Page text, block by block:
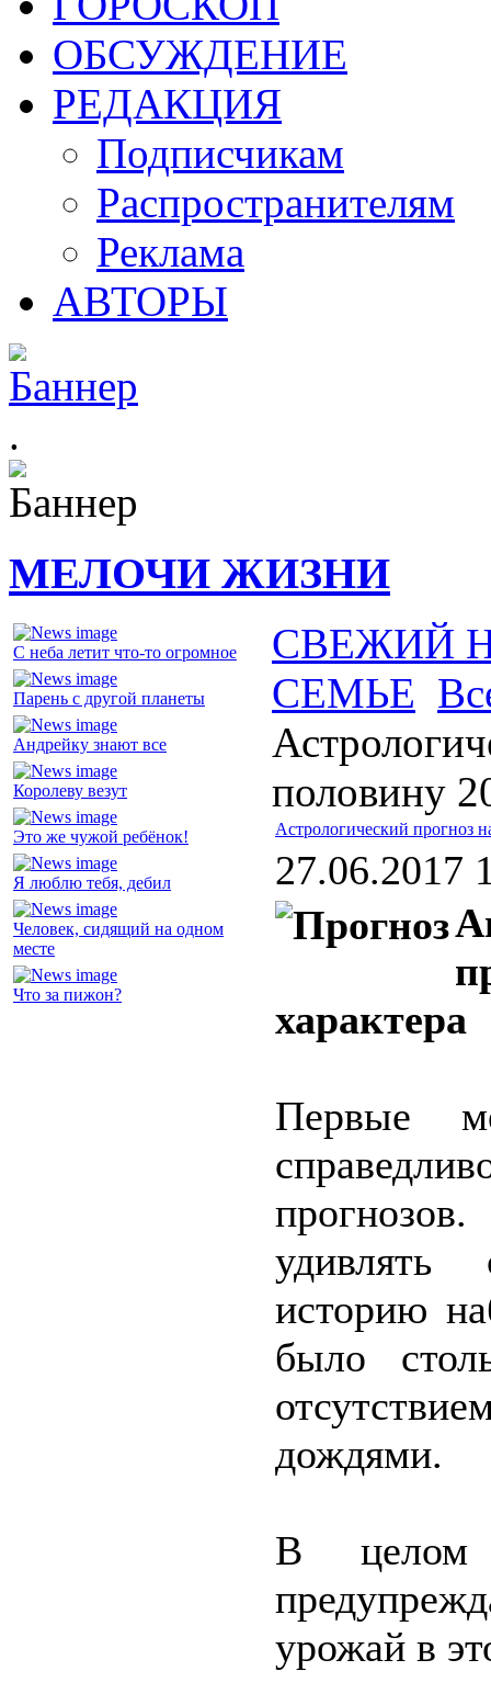
ОБСУЖДЕНИЕ
РЕДАКЦИЯ
Подписчикам
Распространителям
Реклама
АВТОРЫ
.
МЕЛОЧИ ЖИЗНИ
С неба летит что-то огромное
Парень с другой планеты
Андрейку знают все
Королеву везут
Это же чужой ребёнок!
Я люблю тебя, дебил
Человек, сидящий на одном
месте
Что за пижон?
СВЕЖИЙ
СЕМЬЕ
половину
Астрологический прогноз
27.06.2017
характера
Первые
историю
было
дождями.
В
урожай в